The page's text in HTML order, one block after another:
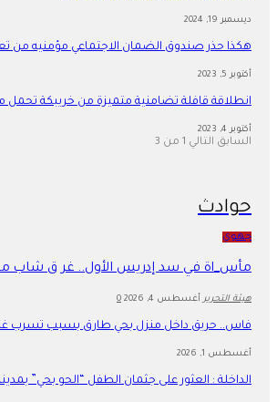
ديسمبر 19, 2024
هكذا حذر صندوق الضمان الاجتماعي مؤمنيه
أكتوبر 5, 2023
انطلاقة قافلة تضامنية متميزة من خريبكة تحمل
أكتوبر 4, 2023
السابق التالي 1 من 3
حوادث
جهوي
مأس_اة في سد إدريس الأول.. غر ق شاب
هيئة التحرير أغسطس 4, 2026 0
فاس.. حريق داخل منزل بحي طارق بسبب تسرب غاز
أغسطس 1, 2026
​الداخلة : العثور على جثمان الطفل “الحو بحي”